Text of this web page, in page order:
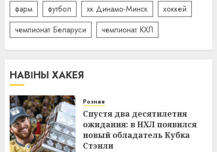
фарм
футбол хк Динамо-Минск
хоккей
чемпионат Беларуси
чемпионат КХЛ
НАВІНЫ ХАКЕЯ
Рознае
Спустя два десятилетия
ожидания: в НХЛ появился
новый обладатель Кубка
Стэнли